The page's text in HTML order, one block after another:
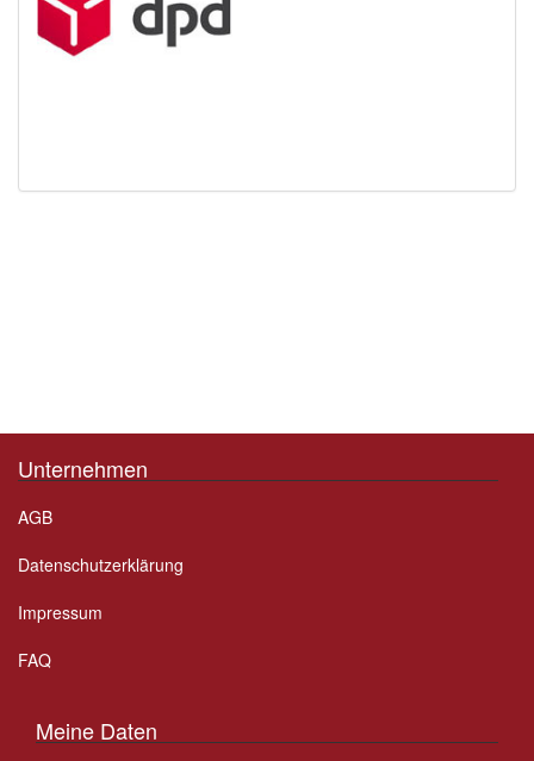
Unternehmen
AGB
Datenschutzerklärung
Impressum
FAQ
Meine Daten